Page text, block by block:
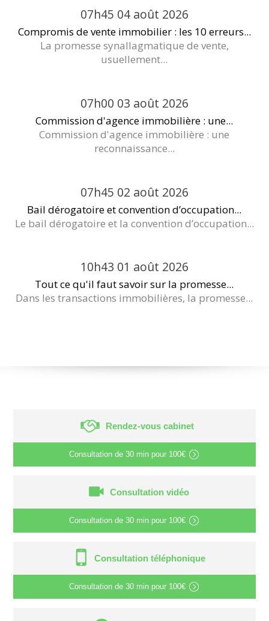
07h45 04 août 2026
Compromis de vente immobilier : les 10 erreurs...
La promesse synallagmatique de vente,
usuellement...
07h00 03 août 2026
Commission d'agence immobilière : une...
Commission d'agence immobilière : une
reconnaissance...
07h45 02 août 2026
Bail dérogatoire et convention d’occupation...
Le bail dérogatoire et la convention d’occupation...
10h43 01 août 2026
Tout ce qu'il faut savoir sur la promesse...
Dans les transactions immobilières, la promesse...
Rendez-vous cabinet
Consultation de 30 min pour 100€
Consultation vidéo
Consultation de 30 min pour 100€
Consultation téléphonique
Consultation de 30 min pour 100€